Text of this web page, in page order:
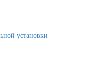
установки